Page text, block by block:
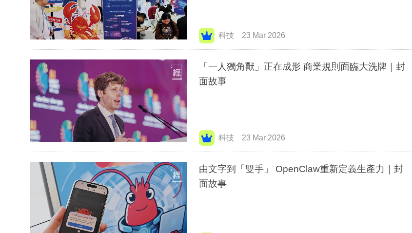
科技 23 Mar 2026
「一人獨角獸」正在成形 商業規則面臨大洗牌｜封
面故事
科技 23 Mar 2026
由文字到「雙手」 OpenClaw重新定義生產力｜封
面故事